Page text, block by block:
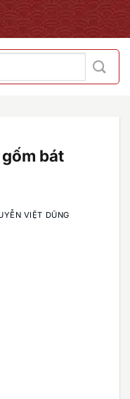
bát
VIỆT DŨNG